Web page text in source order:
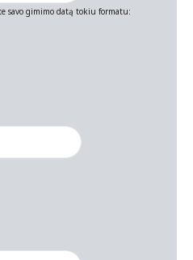
savo gimimo datą tokiu formatu: